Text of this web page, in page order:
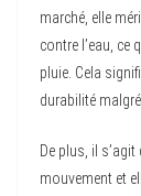
marché, elle
contre l’eau, ce
pluie. Cela
durabilité
De plus, il
mouvement et